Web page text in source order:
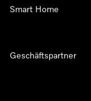
Smart Home
Geschäftspartner